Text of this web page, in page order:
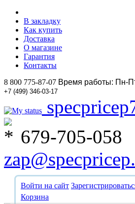
В закладку
Как купить
Доставка
О магазине
Гарантия
Контакты
8 800 775-87-07 Время работы: Пн-
+7 (499) 346-03-17
679-705-058
Войти на сайт
Корзина